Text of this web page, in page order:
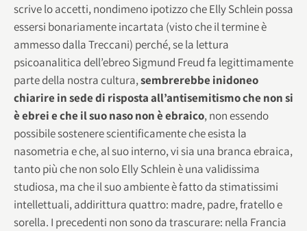
scrive lo accetti, nondimeno ipotizzo che Elly Schlein possa
essersi bonariamente incartata (visto che il termine è
ammesso dalla Treccani) perché, se la lettura
psicoanalitica dell’ebreo Sigmund Freud fa legittimamente
parte della nostra cultura,sembrerebbe inidoneo
chiarire in sede di risposta all’antisemitismo che non si
è ebrei e che il suo naso non è ebraico, non essendo
possibile sostenere scientificamente che esista la
nasometria e che, al suo interno, vi sia una branca ebraica,
tanto più che non solo Elly Schlein è una validissima
studiosa, ma che il suo ambiente è fatto da stimatissimi
intellettuali, addirittura quattro: madre, padre, fratello e
sorella. I precedenti non sono da trascurare: nella Francia